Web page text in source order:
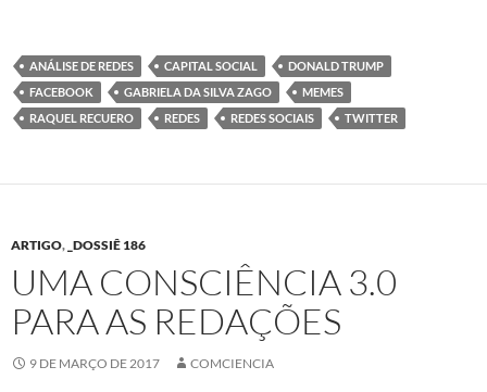
ANÁLISE DE REDES CAPITAL SOCIAL
DONALD TRUMP
FACEBOOK
GABRIELA DA SILVA ZAGO
MEMES
RAQUEL RECUERO
REDES REDES SOCIAIS TWITTER
ARTIGO, _DOSSIÊ 186
UMA CONSCIÊNCIA 3.0
PARA AS REDAÇÕES
9 DE MARÇO DE 2017 COMCIENCIA